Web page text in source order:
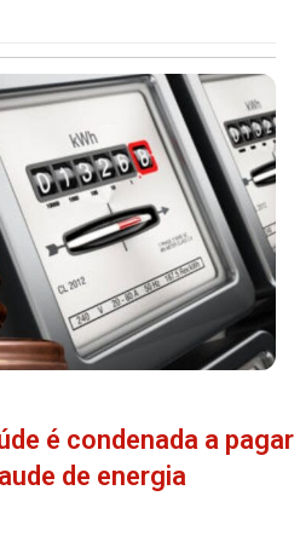
é condenada a pagar
de energia